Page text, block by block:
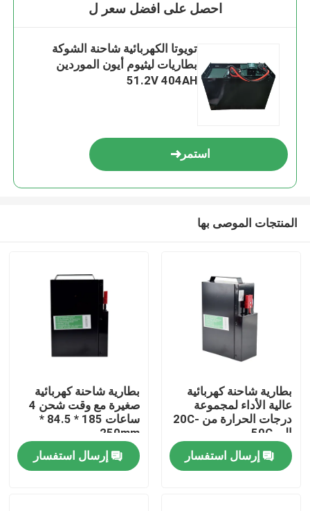
بيت
منتجات
احصل على افضل سعر ل
تويوتا الكهربائية شاحنة الشوكة
بطاريات ليثيوم أيون الموردين
51.2V 404AH
استمر
المنتجات الموصى بها
بطارية شاحنة كهربائية
عالية الأداء لمجموعة
درجات الحرارة من -20C
إلى 50C
إرسال استفسار
بطارية شاحنة كهربائية
صغيرة مع وقت شحن 4
ساعات 185 * 84.5 *
250mm
إرسال استفسار